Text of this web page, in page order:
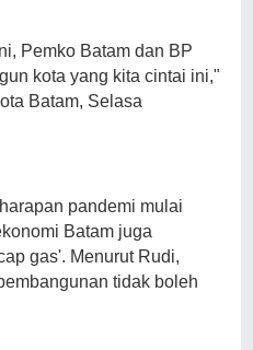
Pemko Batam dan BP
kota yang kita cintai ini,"
Batam, Selasa
pandemi mulai
Batam juga
gas'. Menurut Rudi,
tidak boleh